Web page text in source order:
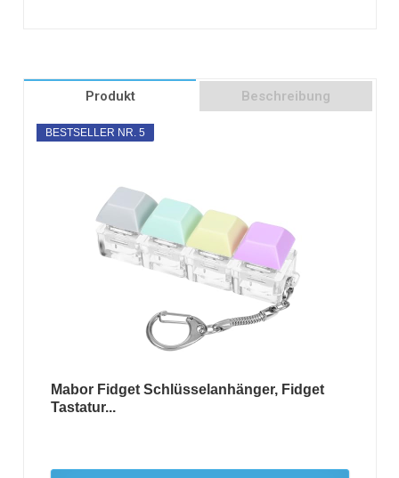
Produkt Beschreibung
BESTSELLER NR. 5
Mabor Fidget Schlüsselanhänger, Fidget
Tastatur...